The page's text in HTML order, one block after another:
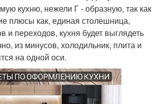
кухню, нежели Г - образную, так как
плюсы как, единая столешница,
и переходов, кухня будет выглядеть
из минусов, холодильник, плита и
на одной оси.